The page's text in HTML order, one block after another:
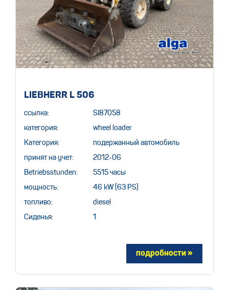
LIEBHERR L 506
ссылка: SI87058
категория: wheel loader
Категория: подержанный автомобиль
принят на учет: 2012-06
Betriebsstunden: 5515 часы
мощность: 46 kW (63 PS)
топливо: diesel
Сиденья: 1